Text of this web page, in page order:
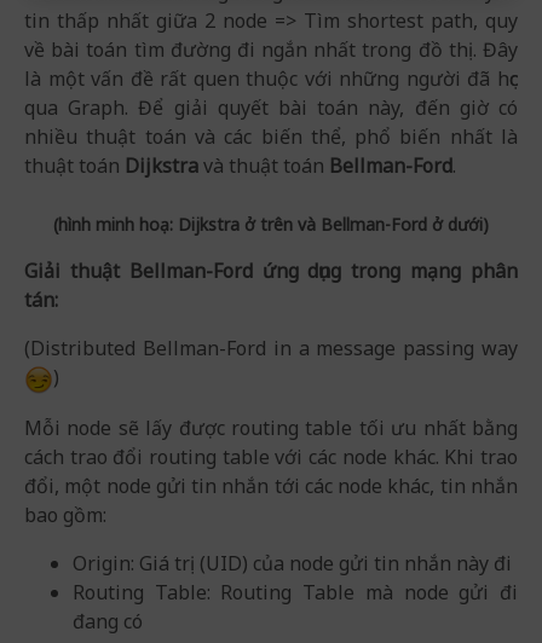
tin thấp nhất giữa 2 node => Tìm shortest path, quy
về bài toán tìm đường đi ngắn nhất trong đồ thị. Đây
là một vấn đề rất quen thuộc với những người đã học
qua Graph. Để giải quyết bài toán này, đến giờ có
nhiều thuật toán và các biến thể, phổ biến nhất là
thuật toán Dijkstravà thuật toán Bellman-Ford.
(hình minh hoạ: Dijkstra ở trên và Bellman-Ford ở dưới)
Giải thuật Bellman-Ford ứng dụng trong mạng phân
tán:
(Distributed Bellman-Ford in a message passing way
)
Mỗi node sẽ lấy được routing table tối ưu nhất bằng
cách trao đổi routing table với các node khác. Khi trao
đổi, một node gửi tin nhắn tới các node khác, tin nhắn
bao gồm:
Origin: Giá trị (UID) của node gửi tin nhắn này đi
Routing Table: Routing Table mà node gửi đi
đang có